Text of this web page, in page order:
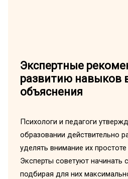
Экспертные
развитию навыков
объяснения
Психологи и педагоги
образовании действительно
уделять внимание их
Эксперты советуют начинать
подбирая для них